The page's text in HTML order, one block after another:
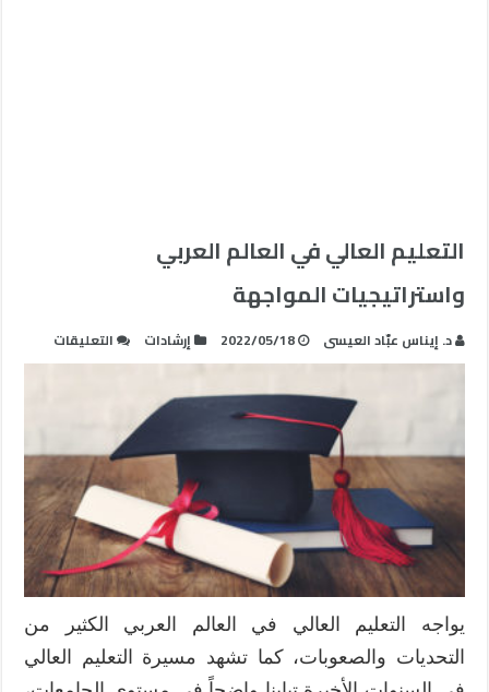
التعليم العالي في العالم العربي
واستراتيجيات المواجهة
د. إيناس عبّاد العيسى 2022/05/18 إرشادات التعليقات
التعليم
العربي
مغلقة
يواجه التعليم العالي في العالم العربي الكثير من
التحديات والصعوبات، كما تشهد مسيرة التعليم العالي